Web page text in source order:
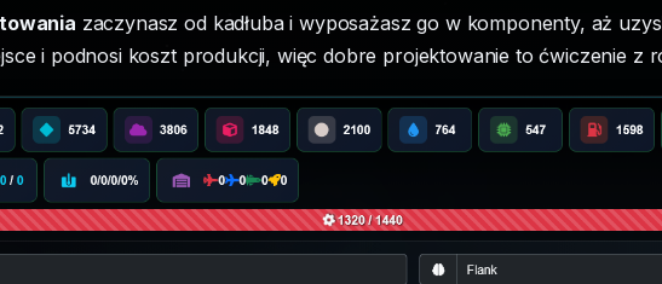
zaczynasz od kadłuba i wyposażasz go w komponenty, aż
i podnosi koszt produkcji, więc dobre projektowanie to ćwiczenie z